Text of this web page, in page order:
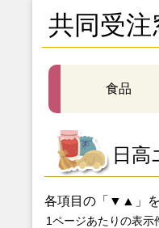
共同受
食品
日高
各項目の「▼▲」を
1ページあたりの表示